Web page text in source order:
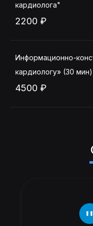
кардиолога"
2200 ₽
Информационно-
кардиологу» (30 мин)
4500 ₽